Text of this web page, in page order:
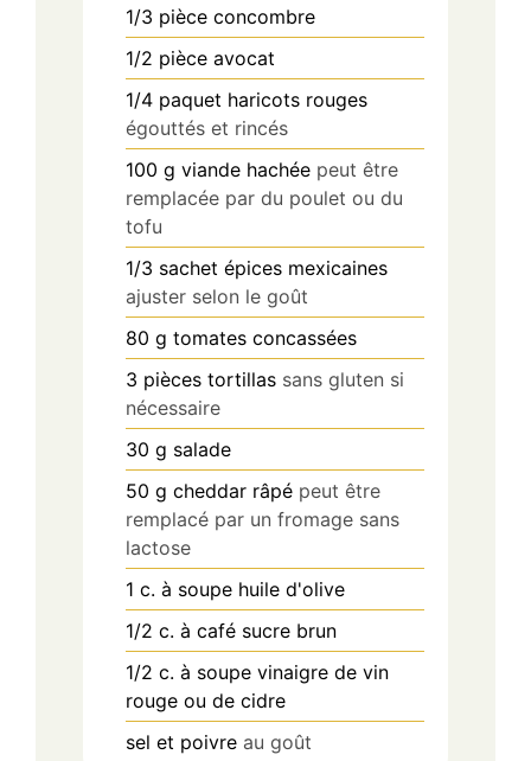
1/3 pièce concombre
1/2 pièce avocat
1/4 paquet haricots rouges
égouttés et rincés
100 g viande hachée peut être
remplacée par du poulet ou du
tofu
1/3 sachet épices mexicaines
ajuster selon le goût
80 g tomates concassées
3 pièces tortillas sans gluten si
nécessaire
30 g salade
50 g cheddar râpé peut être
remplacé par un fromage sans
lactose
1 c. à soupe huile d'olive
1/2 c. à café sucre brun
1/2 c. à soupe vinaigre de vin
rouge ou de cidre
sel et poivre au goût